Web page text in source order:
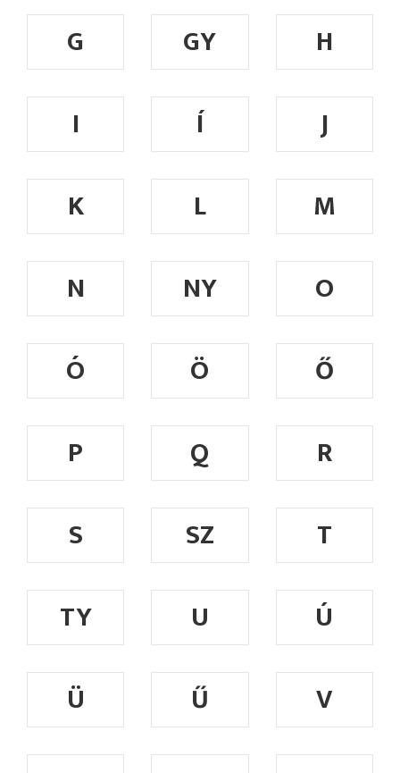
G
GY
H
I
Í
J
K
L
M
N
NY
O
Ó
Ö
Ő
P
Q
R
S
SZ
T
TY
U
Ú
Ü
Ű
V